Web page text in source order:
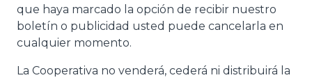
que haya marcado la opción de recibir nuestro
boletín o publicidad usted puede cancelarla en
cualquier momento.
La Cooperativa no venderá, cederá ni distribuirá la